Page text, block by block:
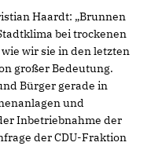
Haardt: „Brunnen
bei trockenen
wir sie in den letzten
großer Bedeutung.
Bürger gerade in
und
Inbetriebnahme der
der CDU-Fraktion